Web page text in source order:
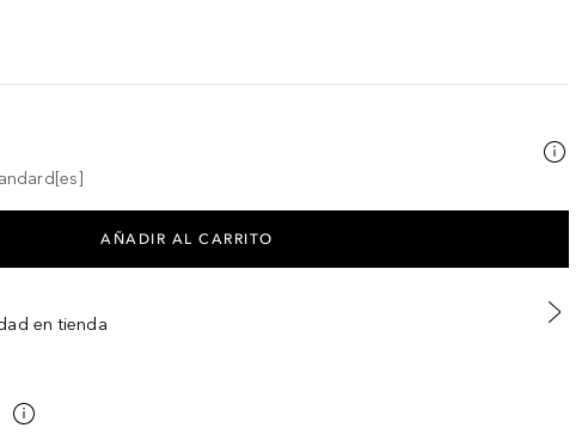
AÑADIR AL CARRITO
en tienda